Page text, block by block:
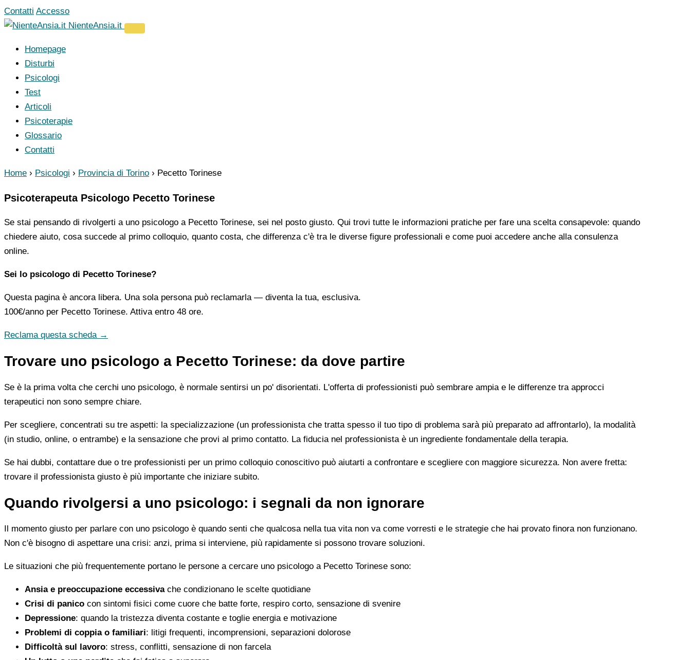
Vai
al
Contatti Accesso
NienteAnsia.it
Homepage
Disturbi
Psicologi
Test
Articoli
Psicoterapie
Glossario
Contatti
Home › Psicologi › Provincia di Torino › Pecetto Torinese
Psicoterapeuta Psicologo Pecetto Torinese
Se stai pensando di rivolgerti a uno psicologo a Pecetto Torinese, sei nel posto giusto. Qui trovi tutte le informazioni pratiche per fare una scelta consapevole: quando
chiedere aiuto, cosa succede al primo colloquio, quanto costa, che differenza c'è tra le diverse figure professionali e come puoi accedere anche alla consulenza
online.
Sei lo psicologo di Pecetto Torinese?
Questa pagina è ancora libera. Una sola persona può reclamarla — diventa la tua, esclusiva.
100€/anno per Pecetto Torinese. Attiva entro 48 ore.
Reclama questa scheda →
Trovare uno psicologo a Pecetto Torinese: da dove partire
Se è la prima volta che cerchi uno psicologo, è normale sentirsi un po' disorientati. L'offerta di professionisti può sembrare ampia e le differenze tra approcci
terapeutici non sono sempre chiare.
Per scegliere, concentrati su tre aspetti: la specializzazione (un professionista che tratta spesso il tuo tipo di problema sarà più preparato ad affrontarlo), la modalità
(in studio, online, o entrambe) e la sensazione che provi al primo contatto. La fiducia nel professionista è un ingrediente fondamentale della terapia.
Se hai dubbi, contattare due o tre professionisti per un primo colloquio conoscitivo può aiutarti a confrontare e scegliere con maggiore sicurezza. Non avere fretta:
trovare il professionista giusto è più importante che iniziare subito.
Quando rivolgersi a uno psicologo: i segnali da non ignorare
Il momento giusto per parlare con uno psicologo è quando senti che qualcosa nella tua vita non va come vorresti e le strategie che hai provato finora non funzionano.
Non c'è bisogno di aspettare una crisi: anzi, prima si interviene, più rapidamente si possono trovare soluzioni.
Le situazioni che più frequentemente portano le persone a cercare uno psicologo a Pecetto Torinese sono:
Ansia e preoccupazione eccessivache condizionano le scelte quotidiane
Crisi di panico con sintomi fisici come cuore che batte forte, respiro corto, sensazione di svenire
Depressione: quando la tristezza diventa costante e toglie energia e motivazione
Problemi di coppia o familiari: litigi frequenti, incomprensioni, separazioni dolorose
Difficoltà sul lavoro: stress, conflitti, sensazione di non farcela